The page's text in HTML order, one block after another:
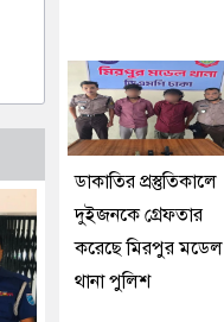
ডাকাতির প্রস্তুতিকালে
দুইজনকে গ্রেফতার
করেছে মিরপুর মডেল
থানা পুলিশ